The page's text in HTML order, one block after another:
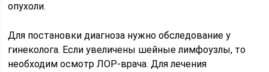
опухоли.
Для постановки диагноза нужно обследование у
гинеколога. Если увеличены шейные лимфоузлы, то
необходим осмотр ЛОР-врача. Для лечения